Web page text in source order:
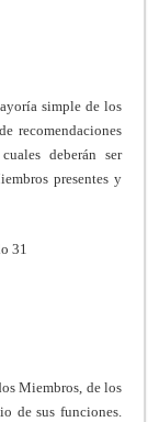
simple de los
recomendaciones
deberán ser
presentes y
31
Miembros, de los
de sus funciones.